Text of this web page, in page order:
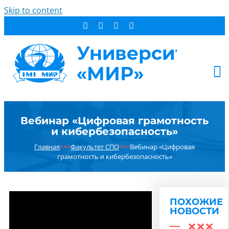
Skip to content
СТУДЕНТУ
ОБ УНИВЕРСИТЕТЕ
НОВОСТИ
Вебинар «Цифровая грамотность
и кибербезопасность»
Главная×××Факультет СПО×××Вебинар «Цифровая
грамотность и кибербезопасность»
ПОХОЖИЕ
НОВОСТИ